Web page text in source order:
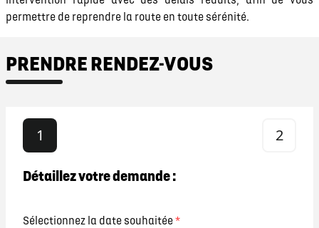
permettre de reprendre la route en toute sérénité.
PRENDRE RENDEZ-VOUS
1 2
Détaillez votre demande :
Sélectionnez la date souhaitée*